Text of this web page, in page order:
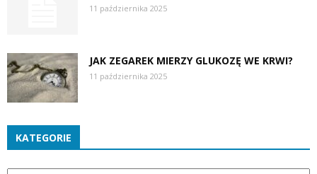
11 października 2025
JAK ZEGAREK MIERZY GLUKOZĘ WE KRWI?
11 października 2025
KATEGORIE
Kategorie